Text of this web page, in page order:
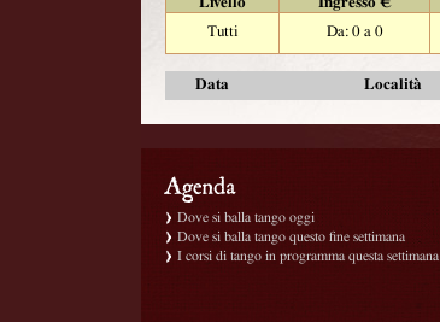
Tutti
Da: 0 a 0
Data Località
Dove si balla tango oggi
Dove si balla tango questo fine settimana
I corsi di tango in programma questa settimana